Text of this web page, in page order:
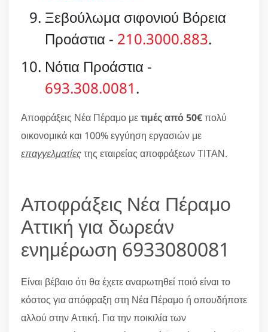
Ξεβούλωμα σιφονιού Βόρεια
Προάστια - 210.3000.883.
Νότια Προάστια -
693.308.0081.
Αποφράξεις Νέα Πέραμο μετιμές από 50€πολύ
οικονομικά και 100% εγγύηση εργασιών με
επαγγελματίεςτης εταιρείας αποφράξεων ΤΙΤΑΝ.
Αποφράξεις Νέα Πέραμο
Αττική για δωρεάν
ενημέρωση 6933080081
Είναι βέβαιο ότι θα έχετε αναρωτηθεί ποιό είναι το
κόστος για απόφραξη στη Νέα Πέραμο ή οπουδήποτε
αλλού στην Αττική. Για την ποικιλία των